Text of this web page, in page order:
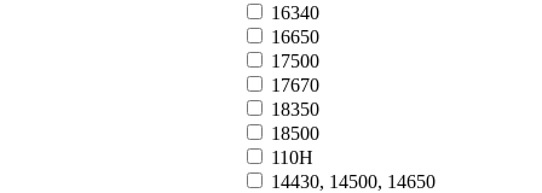
16340
16650
17500
17670
18350
18500
110H
14430, 14500, 14650